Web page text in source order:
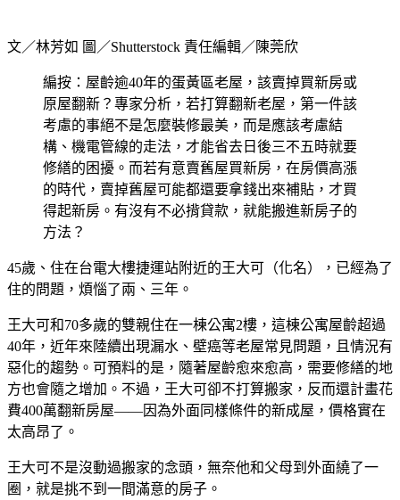
文／林芳如 圖／Shutterstock 責任編輯／陳莞欣
編按：屋齡逾40年的蛋黃區老屋，該賣掉買新房或
原屋翻新？專家分析，若打算翻新老屋，第一件該
考慮的事絕不是怎麼裝修最美，而是應該考慮結
構、機電管線的走法，才能省去日後三不五時就要
修繕的困擾。而若有意賣舊屋買新房，在房價高漲
的時代，賣掉舊屋可能都還要拿錢出來補貼，才買
得起新房。有沒有不必揹貸款，就能搬進新房子的
方法？
45歲、住在台電大樓捷運站附近的王大可（化名），已經為了
住的問題，煩惱了兩、三年。
王大可和70多歲的雙親住在一棟公寓2樓，這棟公寓屋齡超過
40年，近年來陸續出現漏水、壁癌等老屋常見問題，且情況有
惡化的趨勢。可預料的是，隨著屋齡愈來愈高，需要修繕的地
方也會隨之增加。不過，王大可卻不打算搬家，反而還計畫花
費400萬翻新房屋——因為外面同樣條件的新成屋，價格實在
太高昂了。
王大可不是沒動過搬家的念頭，無奈他和父母到外面繞了一
圈，就是挑不到一間滿意的房子。